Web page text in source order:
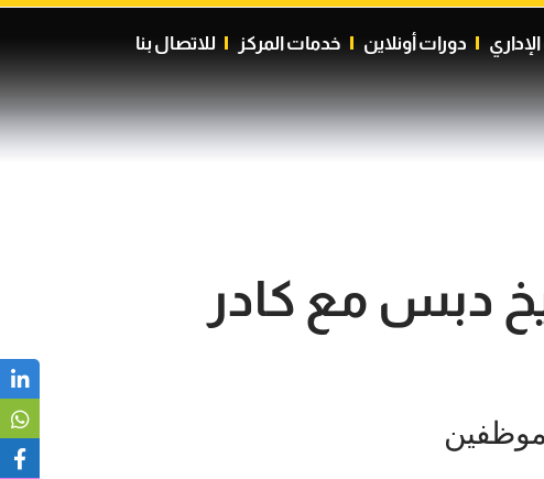
دورات أونلاين خدمات المركز للاتصال بنا
دبس مع كادر